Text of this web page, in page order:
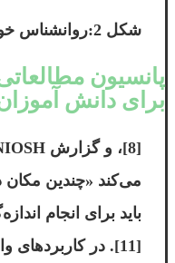
شکل 2:روانشناس خوب در اصفهان
پانسیون
برای دانش
می‌کند «چندین مکان
باید برای انجام
[11]. در کاربردهای واقعی